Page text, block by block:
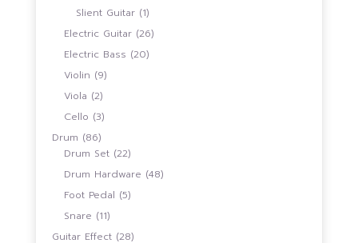
Slient Guitar 11
สินค้า
Electric Guitar 2626
Electric Bass 2020
Violin 99
Viola 22
สินค้า
Cello 33
Drum 8686
สินค้า
Drum Set 2222
สินค้า
Drum Hardware 4848
Foot Pedal 55
Snare 1111
สินค้า
Guitar Effect 2828